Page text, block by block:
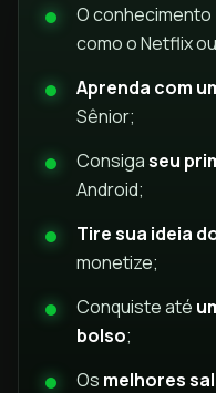
O conhecimento
como o Netflix
Aprenda com
Sênior;
Consigaseu
Android;
Tire sua ideia
monetize;
Conquiste até
bolso;
Os melhores